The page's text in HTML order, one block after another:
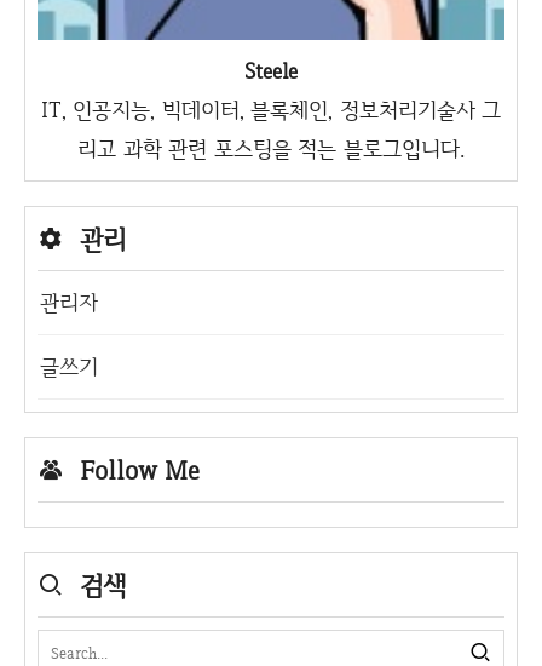
Steele
IT, 인공지능, 빅데이터, 블록체인, 정보처리기술사 그
리고 과학 관련 포스팅을 적는 블로그입니다.
관리
관리자
글쓰기
Follow Me
검색